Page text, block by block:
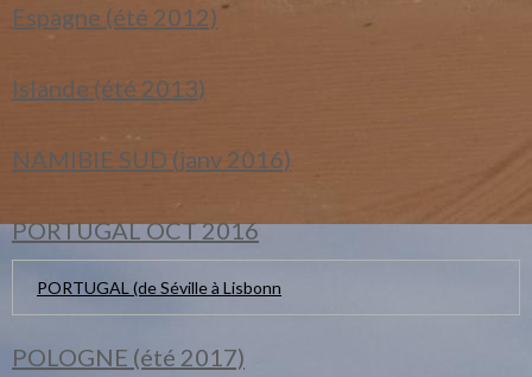
Espagne (été 2012)
Islande (été 2013)
NAMIBIE SUD (janv 2016)
PORTUGAL OCT 2016
PORTUGAL (de Séville à Lisbonn
POLOGNE (été 2017)